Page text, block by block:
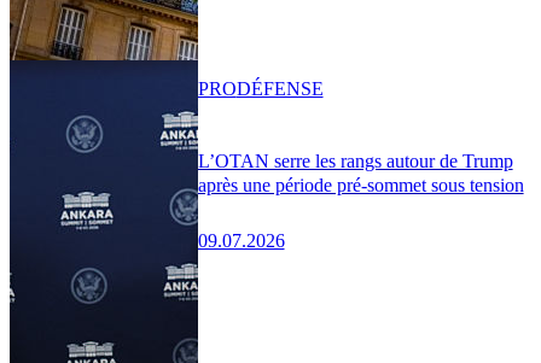
L’OTAN serre les rangs autour de Trump
après une période pré-sommet sous tension
09.07.2026
PRODÉFENSE